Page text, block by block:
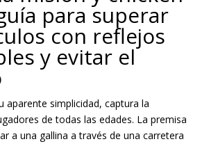
para superar
con reflejos
y evitar el
aparente simplicidad, captura la
de todas las edades. La premisa
a una gallina a través de una carretera